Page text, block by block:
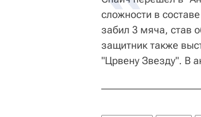
сложности в
забил 3 мяча, став
защитник также
"Црвену Звезду". В